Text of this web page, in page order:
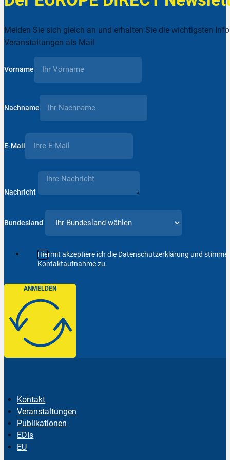
Melden Sie sich gleich an und erhalten Sie die wichtigsten
Veranstaltungen als Mail
Vorname
Nachname
E-Mail
Nachricht
Bundesland
Hiermit akzeptiere ich die Datenschutzerklärung und
Kontaktaufnahme zu.
ANMELDEN
Kontakt
Veranstaltungen
Publikationen
EDIs
EU